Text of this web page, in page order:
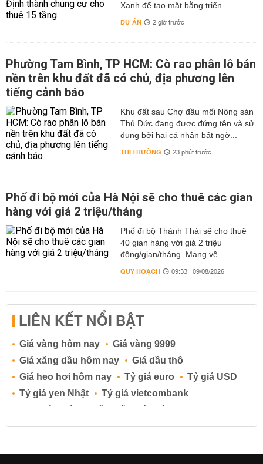
Xanh để tạo mặt bằng triển...
DỰ ÁN 2 giờ trước
Phường Tam Bình, TP HCM: Cò rao phân lô bán
nền trên khu đất đã có chủ, địa phương lên
tiếng cảnh báo
Khu đất sau Chợ đầu mối Nông sản
Thủ Đức đang được đứng tên và sử
dụng bởi hai cá nhân bất ngờ...
THỊ TRƯỜNG 23 phút trước
Phố đi bộ mới của Hà Nội sẽ cho thuê các gian
hàng với giá 2 triệu/tháng
Phố đi bộ Thành Thái sẽ cho thuê
40 gian hàng với giá 2 triệu
đồng/gian/tháng. Mang về...
QUY HOẠCH 09:33 | 09/08/2026
LIÊN KẾT NỔI BẬT
Giá vàng hôm nay
Giá vàng 9999
Giá xăng dầu hôm nay
Giá dầu thô
Giá heo hơi hôm nay
Tỷ giá euro
Tỷ giá USD
Tỷ giá yen Nhật
Tỷ giá vietcombank
Lịch cúp điện
Lãi suất ngân hàng
Lãi suất tiết kiệm
Lãi suất tiền gửi